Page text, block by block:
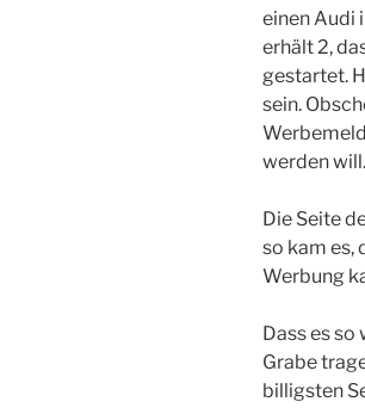
einen Audi
erhält 2,
gestartet.
sein.
werden will.
Die Seite
so kam es,
Werbung
Dass es
Grabe
billigsten